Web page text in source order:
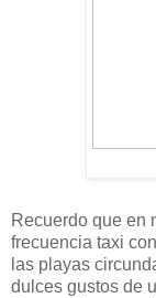
Recuerdo que en
frecuencia taxi
las playas
dulces gustos de